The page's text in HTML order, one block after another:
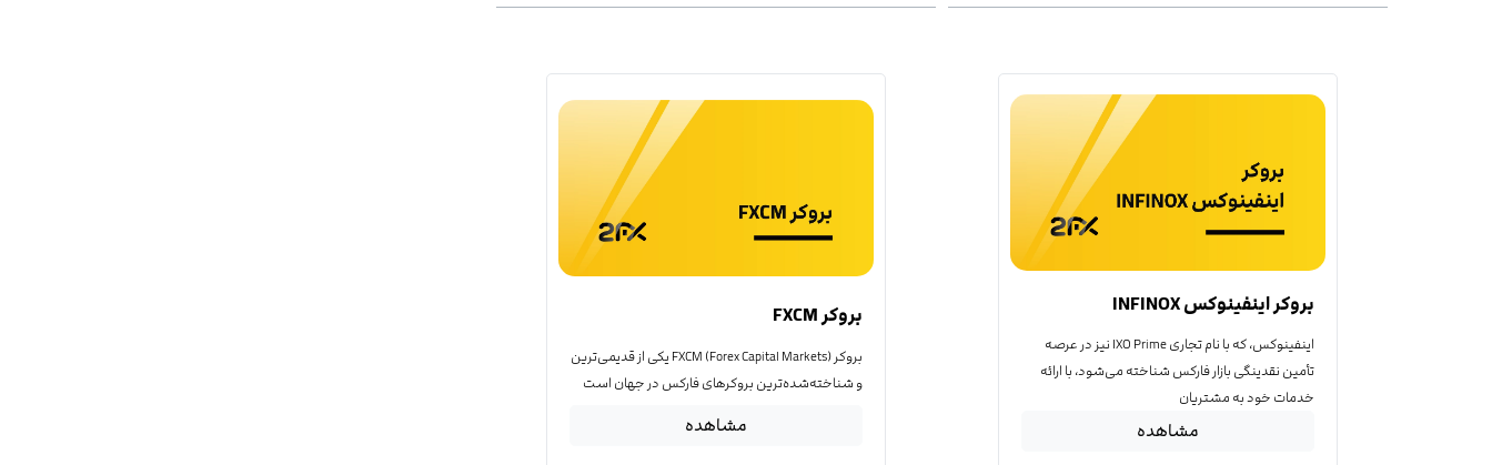
بروکر اینفینوکس INFINOX
اینفینوکس، که با نام تجاری IXO Prime نیز در عرصه
تأمین نقدینگی بازار فارکس شناخته می‌شود، با ارائه
خدمات خود به مشتریان
مشاهده
بروکر FXCM
بروکر FXCM (Forex Capital Markets) یکی از قدیمی‌ترین
و شناخته‌شده‌ترین بروکرهای فارکس در جهان است
مشاهده